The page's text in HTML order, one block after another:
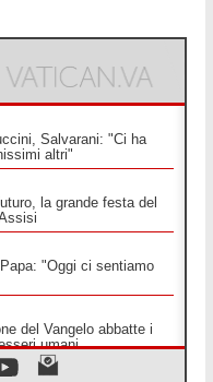
Salvarani: "Ci ha
altri"
la grande festa del
"Oggi ci sentiamo
del Vangelo abbatte i
umani